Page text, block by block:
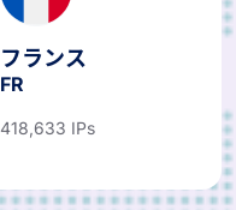
フランス
FR
418,633 IPs